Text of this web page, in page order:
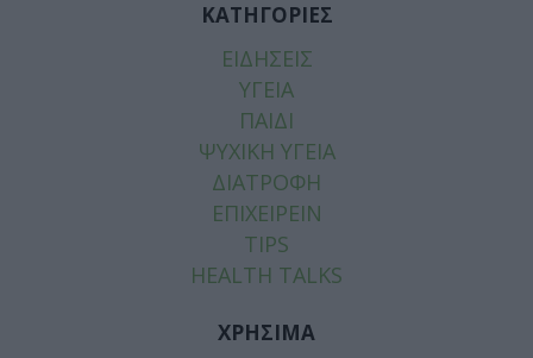
ΚΑΤΗΓΟΡΙΕΣ
ΕΙΔΗΣΕΙΣ
ΥΓΕΙΑ
ΠΑΙΔΙ
ΨΥΧΙΚΗ ΥΓΕΙΑ
ΔΙΑΤΡΟΦΗ
ΕΠΙΧΕΙΡΕΙΝ
TIPS
HEALTH TALKS
ΧΡΗΣΙΜΑ